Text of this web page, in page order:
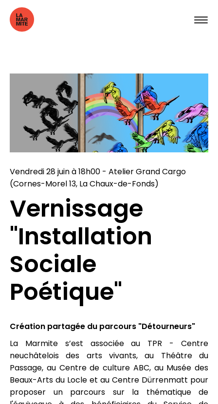
Vendredi 28 juin à 18h00 - Atelier Grand Cargo
(Cornes-Morel 13, La Chaux-de-Fonds)
Vernissage
"Installation
Sociale
Poétique"
Création partagée du parcours "Détourneurs"
La Marmite s’est associée au TPR - Centre
neuchâtelois des arts vivants, au Théâtre du
Passage, au Centre de culture ABC, au Musée des
Beaux-Arts du Locle et au Centre Dürrenmatt pour
proposer un parcours sur la thématique de